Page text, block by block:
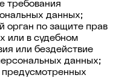
требования
данных;
орган по защите прав
или в судебном
или бездействие
данных;